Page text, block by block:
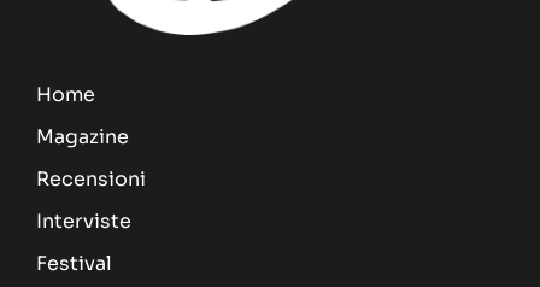
Home
Magazine
Recensioni
Interviste
Festival